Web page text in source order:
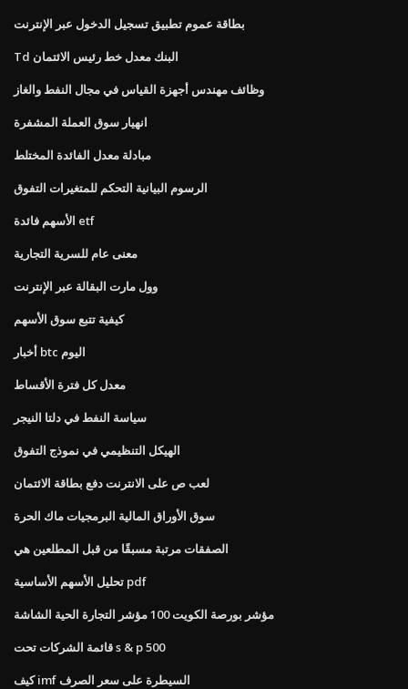
بطاقة عموم تطبيق تسجيل الدخول عبر الإنترنت
Td البنك معدل خط رئيس الائتمان
وظائف مهندس أجهزة القياس في مجال النفط والغاز
انهيار سوق العملة المشفرة
مبادلة معدل الفائدة المختلط
الرسوم البيانية التحكم للمتغيرات التفوق
الأسهم فائدة etf
معنى عام للسرية التجارية
وول مارت البقالة عبر الإنترنت
كيفية تتبع سوق الأسهم
أخبار btc اليوم
معدل كل فترة الأقساط
سياسة النفط في دلتا النيجر
الهيكل التنظيمي في نموذج التفوق
لعب ص على الانترنت دفع بطاقة الائتمان
سوق الأوراق المالية البرمجيات ماك الحرة
الصفقات مرتبة مسبقًا من قبل المطلعين هي
تحليل الأسهم الأساسية pdf
مؤشر بورصة الكويت 100 مؤشر التجارة الحية الشاشة
قائمة الشركات تحت s & p 500
كيف imf السيطرة على سعر الصرف